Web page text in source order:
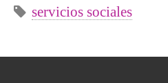
servicios sociales